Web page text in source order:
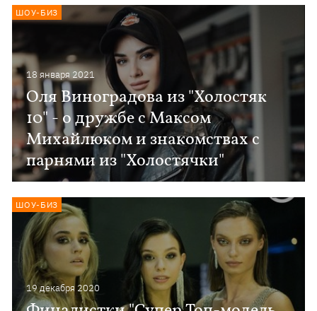
18 января 2021
Оля Виноградова из "Холостяк
10" - о дружбе с Максом
Михайлюком и знакомствах с
парнями из "Холостячки"
ШОУ-БИЗ
19 декабря 2020
ШОУ-БИЗ